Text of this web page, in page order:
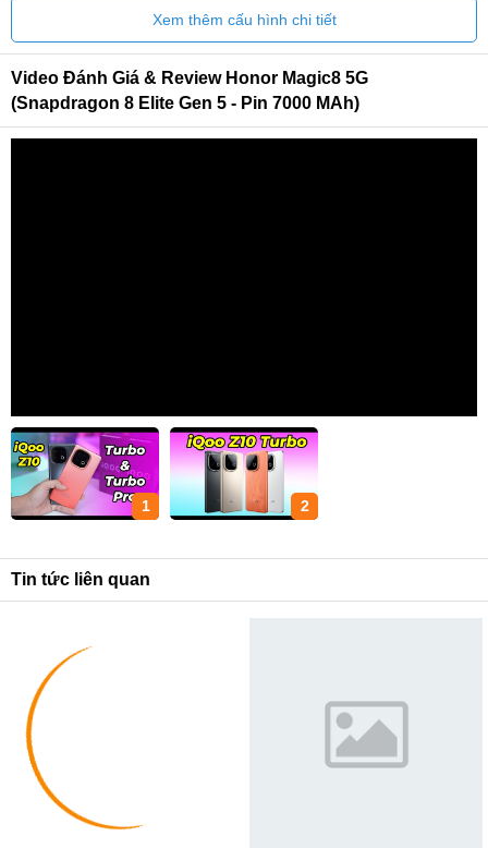
Xem thêm cấu hình chi tiết
Video Đánh Giá & Review Honor Magic8 5G
(Snapdragon 8 Elite Gen 5 - Pin 7000 MAh)
1 2
Tin tức liên quan